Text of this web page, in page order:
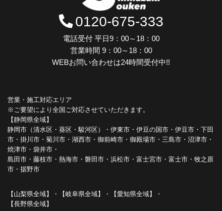
0120-675-333
電話受付 平日9：00～18：00
営業時間 9：00～18：00
WEBお問い合わせは24時間受付中!!
営業・施工対応エリア
※ご要望により全国ご対応させていただきます。
【静岡県全域】
静岡市（清水区・葵区・駿河区）・伊東市・伊豆の国市・伊豆市・下田
市・掛川市・菊川市・湖西市・御前崎市・御殿場市・三島市・沼津市・
焼津市・袋井市・
島田市・藤枝市・熱海市・磐田市・浜松市・富士宮市・富士市・牧之原
市・据野市
【山梨県全域】・【岐阜県全域】・【愛知県全域】・
【長野県全域】